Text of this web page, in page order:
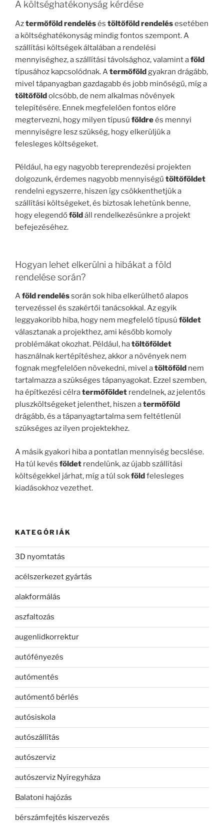
A költséghatékonyság kérdése
Aztermőföld rendelésés töltőföld rendelésesetében
a költséghatékonyság mindig fontos szempont. A
szállítási költségek általában a rendelési
mennyiséghez, a szállítási távolsághoz, valamint aföld
típusához kapcsolódnak. Atermőföldgyakran drágább,
mivel tápanyagban gazdagabb és jobb minőségű, míg a
töltőföldolcsóbb, de nem alkalmas növények
telepítésére. Ennek megfelelően fontos előre
megtervezni, hogy milyen típusú földreés mennyi
mennyiségre lesz szükség, hogy elkerüljük a
felesleges költségeket.
Például, ha egy nagyobb tereprendezési projekten
dolgozunk, érdemes nagyobb mennyiségű töltőföldet
rendelni egyszerre, hiszen így csökkenthetjük a
szállítási költségeket, és biztosak lehetünk benne,
hogy elegendőföldáll rendelkezésünkre a projekt
befejezéséhez.
Hogyan lehet elkerülni a hibákat a föld
rendelése során?
Aföld rendeléssorán sok hiba elkerülhető alapos
tervezéssel és szakértői tanácsokkal. Az egyik
leggyakoribb hiba, hogy nem megfelelő típusú földet
választanak a projekthez, ami később komoly
problémákat okozhat. Például, hatöltőföldet
használnak kertépítéshez, akkor a növények nem
fognak megfelelően növekedni, mivel atöltőföld nem
tartalmazza a szükséges tápanyagokat. Ezzel szemben,
ha építkezési célratermőföldet rendelnek, az jelentős
pluszköltségeket jelenthet, hiszen atermőföld
drágább, és a tápanyagtartalma sem feltétlenül
szükséges az ilyen projektekhez.
A másik gyakori hiba a pontatlan mennyiség becslése.
Ha túl kevés földet rendelünk, az újabb szállítási
költségekkel járhat, míg a túl sokföldfelesleges
kiadásokhoz vezethet.
KATEGÓRIÁK
3D nyomtatás
acélszerkezet gyártás
alakformálás
aszfaltozás
augenlidkorrektur
autófényezés
autómentés
autómentő bérlés
autósiskola
autószállítás
autószerviz
autószerviz Nyíregyháza
Balatoni hajózás
bérszámfejtés kiszervezés